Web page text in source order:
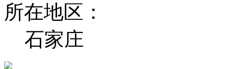
所在地区：
石家庄